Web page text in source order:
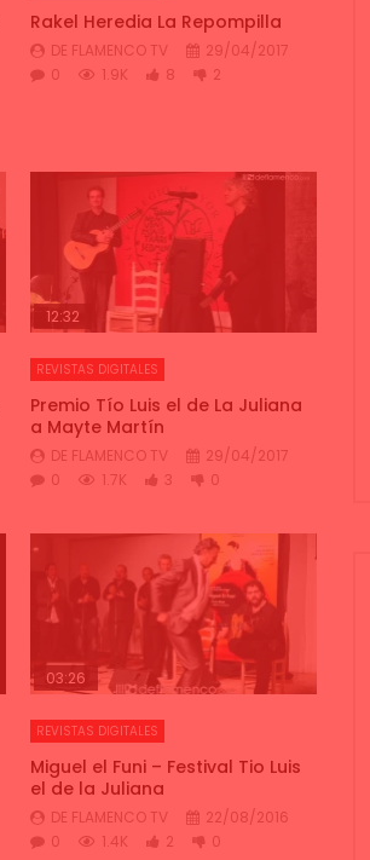
Rakel Heredia La Repompilla
DE FLAMENCO TV
29/04/2017
0
1.9K 8 2
12:32
REVISTAS DIGITALES
Premio Tío Luis el de La Juliana
a Mayte Martín
DE FLAMENCO TV
29/04/2017
0
1.7K 3 0
03:26
REVISTAS DIGITALES
Miguel el Funi – Festival Tio Luis
el de la Juliana
DE FLAMENCO TV
22/08/2016
0
1.4K 2 0